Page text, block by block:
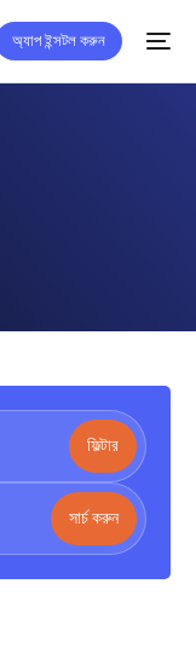
অ্যাপ ইন্সটল করুন
ফিল্টার
সার্চ করুন